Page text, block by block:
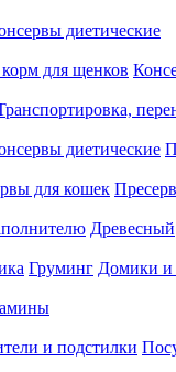
диетические
для щенков
диетические
для кошек
Древесный
Груминг Домики и
и подстилки